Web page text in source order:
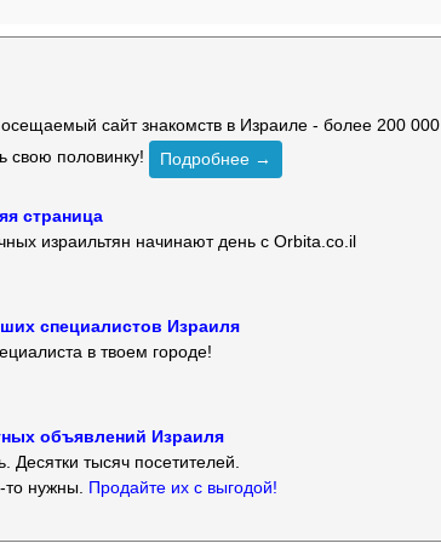
сайт знакомств в Израиле - более 200 000
свою половинку!
Подробнее →
страница
израильтян начинают день с Orbita.co.il
специалистов Израиля
в твоем городе!
объявлений Израиля
тысяч посетителей.
нужны. Продайте их с выгодой!